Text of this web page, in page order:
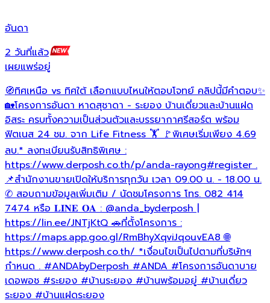
อันดา
2 วันที่แล้ว
เผยแพร่อยู่
🧭ทิศเหนือ vs ทิศใต้ เลือกแบบไหนให้ตอบโจทย์ คลิปนี้มีคำตอบ✨
🏡โครงการอันดา หาดสุชาดา - ระยอง บ้านเดี่ยวและบ้านแฝด
อิสระ ครบทั้งความเป็นส่วนตัวและบรรยากาศรีสอร์ต พร้อม
ฟิตเนส 24 ชม. จาก Life Fitness 🏋 🚩พิเศษเริ่มเพียง 4.69
ลบ.* ลงทะเบียนรับสิทธิพิเศษ :
https://www.derposh.co.th/p/anda-rayong#register .
📌สำนักงานขายเปิดให้บริการทุกวัน เวลา 09.00 น. - 18.00 น.
✆ สอบถามข้อมูลเพิ่มเติม / นัดชมโครงการ โทร. 082 414
7474 หรือ 𝐋𝐈𝐍𝐄 𝐎𝐀 : @anda_byderposh |
https://lin.ee/JNTjKtQ 🚗ที่ตั้งโครงการ :
https://maps.app.goo.gl/RmBhyXqviJqouvEA8 🌐
https://www.derposh.co.th/ *เงื่อนไขเป็นไปตามที่บริษัทฯ
กำหนด . #ANDAbyDerposh #ANDA #โครงการอันดาบาย
เดอพอช #ระยอง #บ้านระยอง #บ้านพร้อมอยู่ #บ้านเดี่ยว
ระยอง #บ้านแฝดระยอง